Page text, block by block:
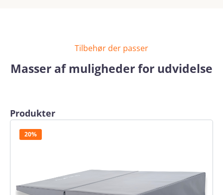
Tilbehør der passer
Masser af muligheder for udvidelse
Spring produktgalleriet over
Produkter
20%